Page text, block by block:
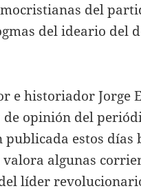
del
del ideario del
e historiador Jorge
de opinión del
publicada estos días
algunas
líder